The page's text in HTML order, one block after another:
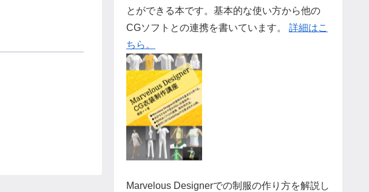
とができる本です。基本的な使い方から他の
CGソフトとの連携を書いています。 詳細はこ
ちら。
Marvelous Designerでの制服の作り方を解説し